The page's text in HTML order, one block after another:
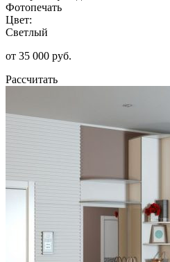
Фотопечать
Цвет:
Светлый
от 35 000 руб.
Рассчитать